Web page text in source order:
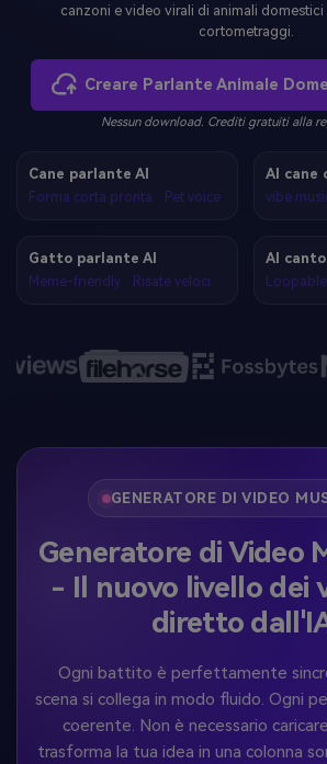
canzoni e video virali di animali
cortometraggi.
Creare Parlante Animale
Nessun download. Crediti gratuiti alla
Cane parlante AI
Forma corta pronta · Pet voice
AI cane
vibe
Gatto parlante AI
Meme-friendly · Risate veloci
AI
GENERATORE DI VIDEO
Generatore di Video
- Il nuovo livello dei
diretto
Ogni battito è perfettamente
scena si collega in modo fluido. Ogni
coerente. Non è necessario
trasforma la tua idea in una colonna